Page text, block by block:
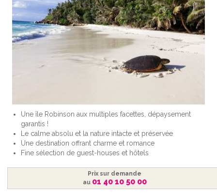
Une île Robinson aux multiples facettes, dépaysement
garantis !
Le calme absolu et la nature intacte et préservée
Une destination offrant charme et romance
Fine sélection de guest-houses et hôtels
Prix sur demande
au 01 40 10 50 00